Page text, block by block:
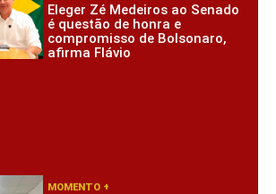
Eleger Zé Medeiros ao Senado
é questão de honra e
compromisso de Bolsonaro,
afirma Flávio
MOMENTO +